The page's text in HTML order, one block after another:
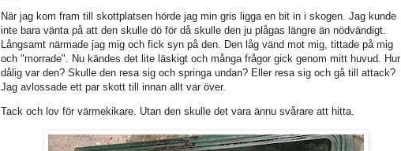
När jag kom fram till skottplatsen hörde jag min gris ligga en bit in i skogen. Jag kunde
inte bara vänta på att den skulle dö för då skulle den ju plågas längre än nödvändigt.
Långsamt närmade jag mig och fick syn på den. Den låg vänd mot mig, tittade på mig
och "morrade". Nu kändes det lite läskigt och många frågor gick genom mitt huvud. Hur
dålig var den? Skulle den resa sig och springa undan? Eller resa sig och gå till attack?
Jag avlossade ett par skott till innan allt var över.
Tack och lov för värmekikare. Utan den skulle det vara ännu svårare att hitta.